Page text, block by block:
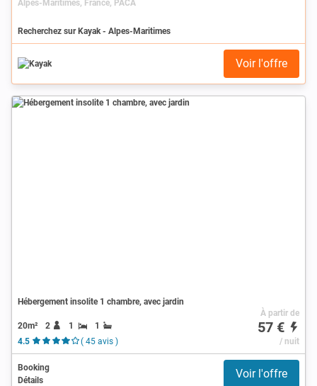
Alpes-Maritimes, France, PACA
Recherchez sur Kayak - Alpes-Maritimes
Voir l'offre
Hébergement insolite 1 chambre, avec jardin
20m² 2 1
1
4.5
( 45 avis )
À partir de
57 €
/ nuit
Booking
Détails
Voir l'offre